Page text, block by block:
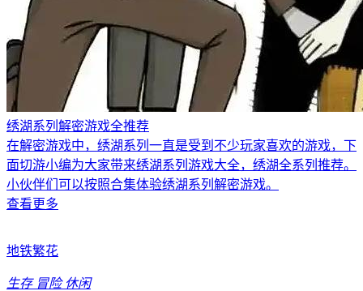
绣湖系列解密游戏全推荐
在解密游戏中，绣湖系列一直是受到不少玩家喜欢的游戏，下
面切游小编为大家带来绣湖系列游戏大全，绣湖全系列推荐。
小伙伴们可以按照合集体验绣湖系列解密游戏。
查看更多
地铁繁花
生存 冒险 休闲